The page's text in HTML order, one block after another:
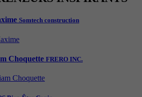
Somtech construction
Choquette FRERO INC.